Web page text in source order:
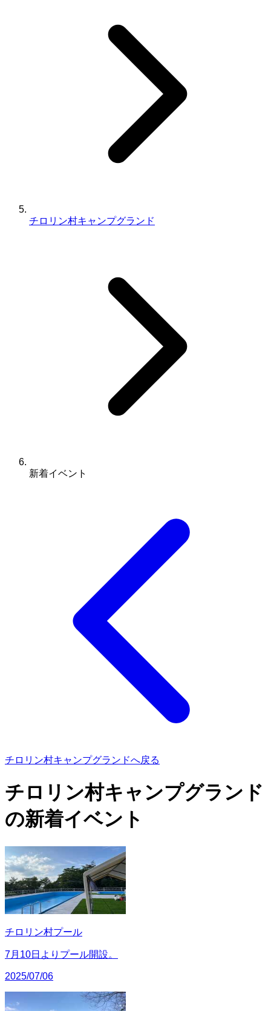
チロリン村キャンプグランド
新着イベント
チロリン村キャンプグランドへ戻る
チロリン村キャンプグランド
の新着イベント
チロリン村プール
7月10日よりプール開設。
2025/07/06